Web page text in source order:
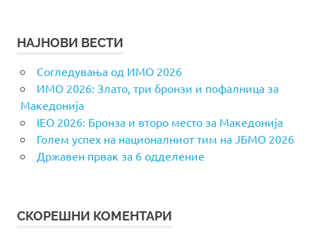
НАЈНОВИ ВЕСТИ
Согледувања од ИМО 2026
ИМО 2026: Злато, три бронзи и пофалница за
Македонија
IEO 2026: Бронза и второ место за Македонија
Голем успех на националниот тим на ЈБМО 2026
Државен првак за 6 одделение
СКОРЕШНИ КОМЕНТАРИ